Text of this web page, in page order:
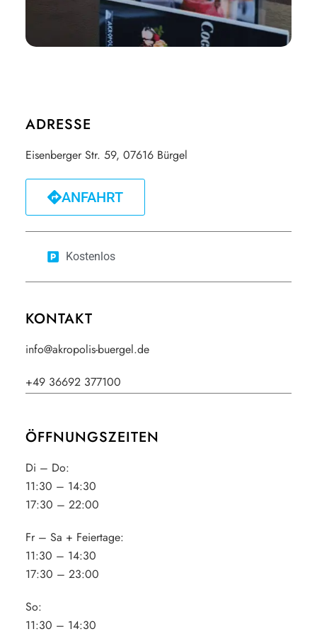
ADRESSE
Eisenberger Str. 59, 07616 Bürgel
ANFAHRT
Kostenlos
KONTAKT
info@akropolis-buergel.de
+49 36692 377100
ÖFFNUNGSZEITEN
Di – Do:
11:30 – 14:30
17:30 – 22:00
Fr – Sa + Feiertage:
11:30 – 14:30
17:30 – 23:00
So:
11:30 – 14:30